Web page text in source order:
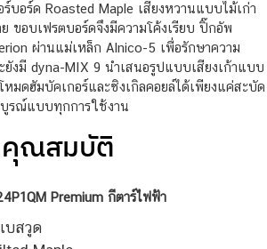
บอร์ด Roasted Maple เสียงหวานแบบไม้เก่า
ขอบเฟรตบอร์ดจึงมีความโค้งเรียบ ปิ๊กอัพ
ผ่านแม่เหล็ก Alnico-5 เพื่อรักษาความ
ยังมี dyna-MIX 9 นำเสนอรูปแบบเสียงเก้าแบบ
หมดฮัมบัคเกอร์และซิงเกิลคอยล์ได้เพียงแค่สะบัด
รณ์แบบทุกการใช้งาน
คุณสมบัติ
Premium กีตาร์ไฟฟ้า
บสวูด